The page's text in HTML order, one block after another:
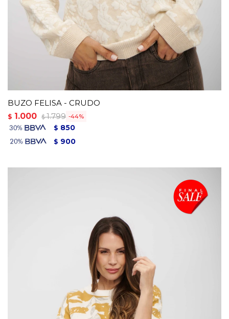
BUZO FELISA - CRUDO
$ 1.000 $ 1.799 44
$ 850
$ 900